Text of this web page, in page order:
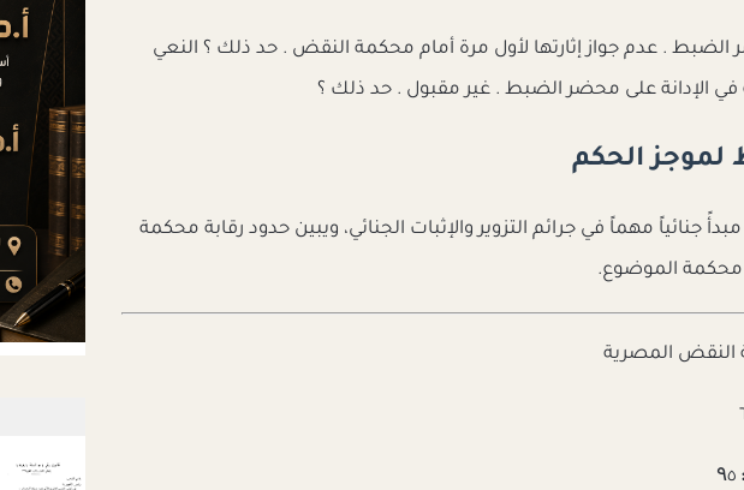
الضبط . عدم جواز إثارتها لأول مرة أمام محكمة النقض . حد ذلك ؟ النعي
في الإدانة على محضر الضبط . غير مقبول . حد ذلك ؟
الحكم
جنائياً مهماً في جرائم التزوير والإثبات الجنائي، ويبين حدود رقابة محكمة
محكمة الموضوع.
النقض المصرية